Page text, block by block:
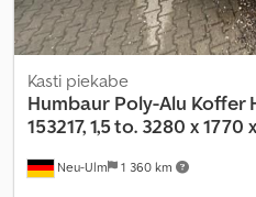
Neu-Ulm 1 360 km
Kasti piekabe
Humbaur Poly-Alu Koffer
153217, 1,5 to. 3280 x 1770